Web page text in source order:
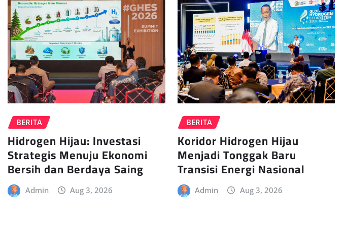
BERITA
Hidrogen Hijau: Investasi
Strategis Menuju Ekonomi
Bersih dan Berdaya Saing
Admin Aug 3, 2026
BERITA
Koridor Hidrogen Hijau
Menjadi Tonggak Baru
Transisi Energi Nasional
Admin Aug 3, 2026